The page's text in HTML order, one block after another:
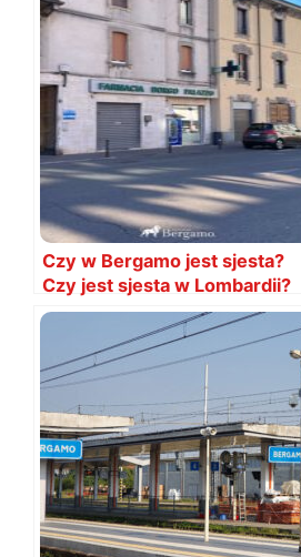
Czy w Bergamo jest sjesta?
Czy jest sjesta w Lombardii?
Kiedy jest sjesta